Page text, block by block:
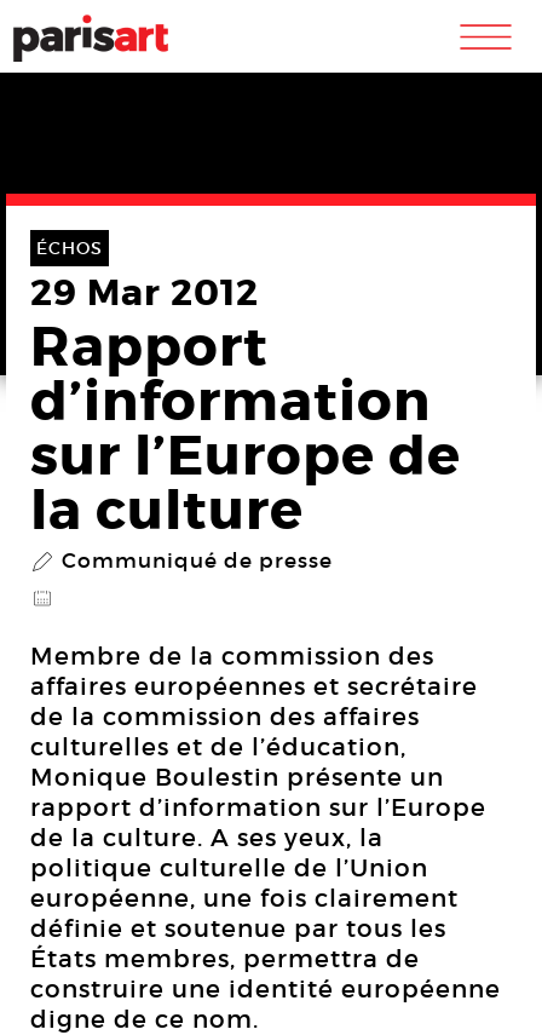
m
ÉCHOS
29 Mar 2012
Rapport
d’information
sur l’Europe de
la culture
P Communiqué de presse
@
Membre de la commission des
affaires européennes et secrétaire
de la commission des affaires
culturelles et de l’éducation,
Monique Boulestin présente un
rapport d’information sur l’Europe
de la culture. A ses yeux, la
politique culturelle de l’Union
européenne, une fois clairement
définie et soutenue par tous les
États membres, permettra de
construire une identité européenne
digne de ce nom.